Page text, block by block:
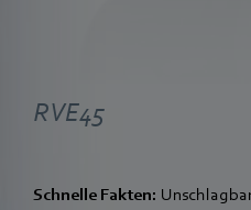
RVE45
Schnelle Fakten: